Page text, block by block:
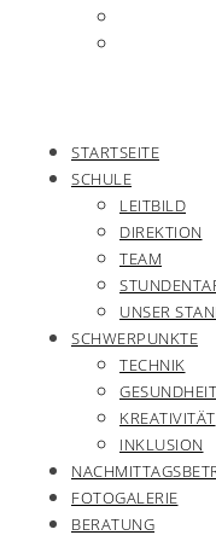
STARTSEITE
SCHULE
LEITBILD
DIREKTION
TEAM
UNSER
SCHWERPUNKTE
TECHNIK
GESUNDHEIT
KREATIVITÄT
INKLUSION
FOTOGALERIE
BERATUNG